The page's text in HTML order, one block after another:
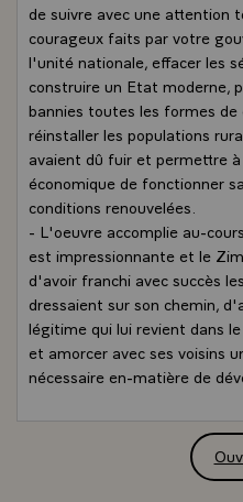
de suivre avec une attention
courageux faits par votre
l'unité nationale, effacer les
construire un Etat moderne,
bannies toutes les formes de
réinstaller les populations
avaient dû fuir et permettre
économique de fonctionner
conditions renouvelées.
- L'oeuvre accomplie au-
est impressionnante et le
d'avoir franchi avec succès
dressaient sur son chemin,
légitime qui lui revient dans
et amorcer avec ses voisins
nécessaire en-matière de
pendant cette même
et j'ai veillé personnellement